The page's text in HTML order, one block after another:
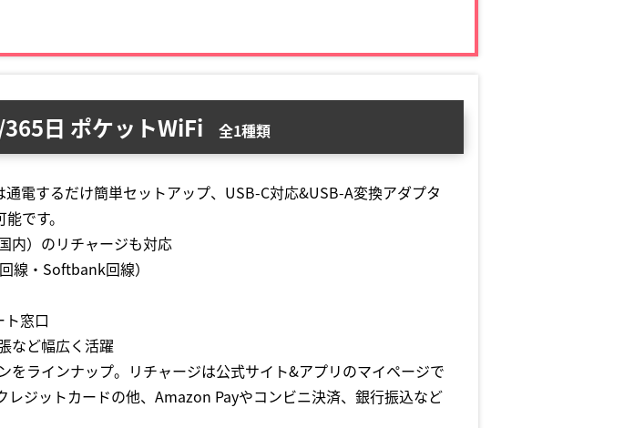
日 ポケットWiFi 全1種類
電するだけ簡単セットアップ、USB-C対応&USB-A変換アダプタ
です。
内）のリチャージも対応
線・Softbank回線）
ト窓口
など幅広く活躍
をラインナップ。リチャージは公式サイト&アプリのマイページで
ジットカードの他、Amazon Payやコンビニ決済、銀行振込など